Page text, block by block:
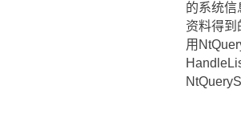
的系统
资料得到
用